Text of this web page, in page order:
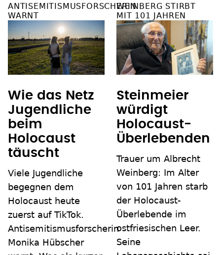
ANTISEMITISMUSFORSCHERIN
WARNT
Wie das Netz
Jugendliche
beim
Holocaust
täuscht
Viele Jugendliche
begegnen dem
Holocaust heute
zuerst auf TikTok.
Antisemitismusforscherin
Monika Hübscher
WEINBERG STIRBT
MIT 101 JAHREN
Steinmeier
würdigt
Holocaust-
Überlebenden
Trauer um Albrecht
Weinberg: Im Alter
von 101 Jahren starb
der Holocaust-
Überlebende im
ostfriesischen Leer.
Seine